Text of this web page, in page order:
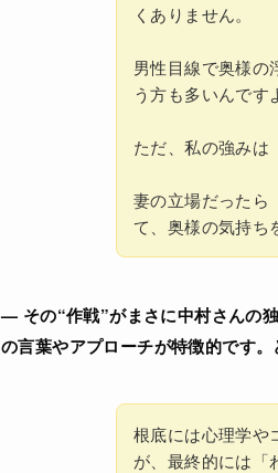
くありません。
男性目線で奥様の
う方も多いんです
ただ、私の強みは
妻の立場だったら
て、奥様の気持ち
— その“作戦”がまさに中村さんの
の言葉やアプローチが特徴的です
根底には心理学や
が、最終的には「